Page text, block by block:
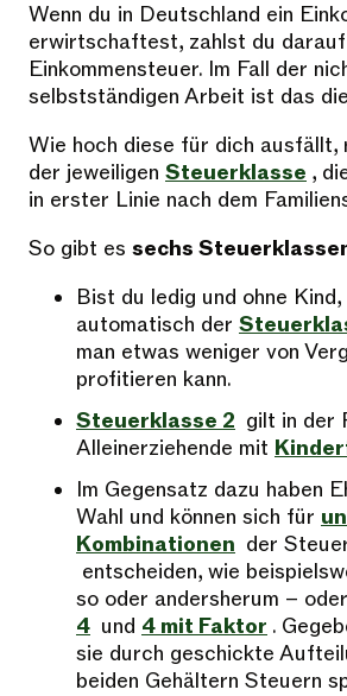
Wenn du in Deutschland ein
erwirtschaftest, zahlst du darauf
Einkommensteuer. Im Fall der
selbstständigen Arbeit ist das
Wie hoch diese für dich ausfällt,
der jeweiligen Steuerklasse ,
in erster Linie nach dem
So gibt es sechs
Bist du ledig und ohne
automatisch der
man etwas weniger von
profitieren kann.
Steuerklasse 2 gilt in der
Alleinerziehende mit
Im Gegensatz dazu haben
Wahl und können sich für
Kombinationen der
entscheiden, wie
so oder andersherum – oder
4 und 4 mit Faktor .
sie durch geschickte
beiden Gehältern Steuern